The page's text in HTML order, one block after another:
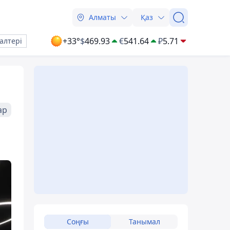
Алматы Қаз
+33°$469.93 €541.64 ₽5.71
Соңғы Танымал